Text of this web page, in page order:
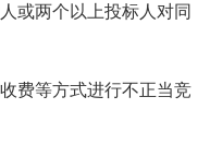
两个以上投标人对同
等方式进行不正当竞